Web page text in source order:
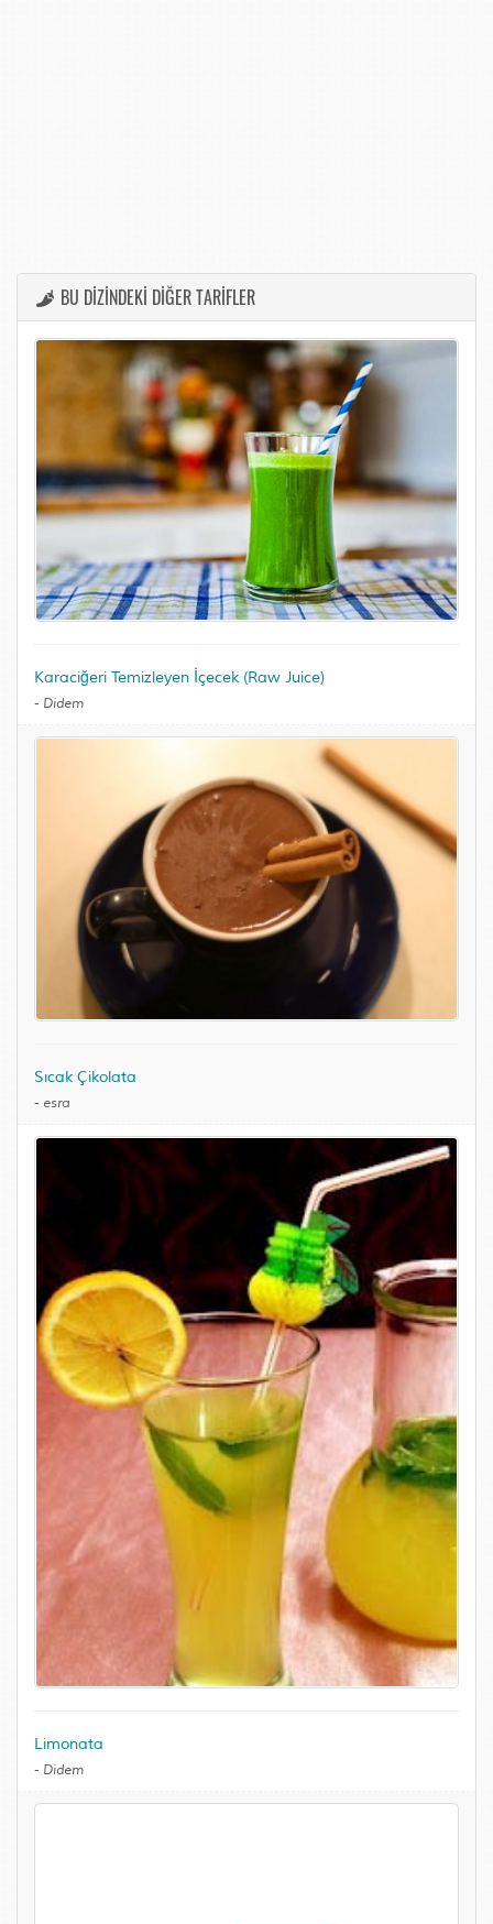
BU DİZİNDEKİ DİĞER TARİFLER
Karaciğeri Temizleyen İçecek (Raw Juice)
- Didem
Sıcak Çikolata
- esra
Limonata
- Didem